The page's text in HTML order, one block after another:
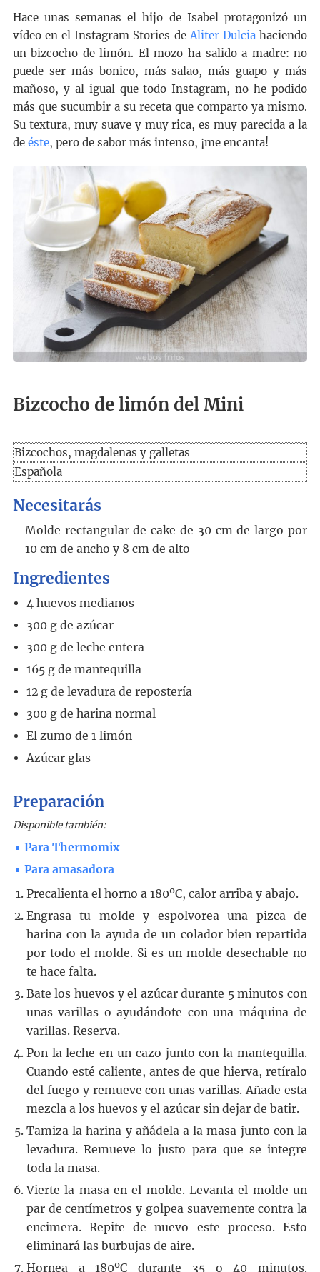
Hace unas semanas el hijo de Isabel protagonizó un
vídeo en el Instagram Stories deAliter Dulciahaciendo
un bizcocho de limón. El mozo ha salido a madre: no
puede ser más bonico, más salao, más guapo y más
mañoso, y al igual que todo Instagram, no he podido
más que sucumbir a su receta que comparto ya mismo.
Su textura, muy suave y muy rica, es muy parecida a la
de éste, pero de sabor más intenso, ¡me encanta!
Bizcocho de limón del Mini
Bizcochos, magdalenas y galletas
Española
Necesitarás
Molde rectangular de cake de 30 cm de largo por
10 cm de ancho y 8 cm de alto
Ingredientes
4 huevos medianos
300 g de azúcar
300 g de leche entera
165 g de mantequilla
12 g de levadura de repostería
300 g de harina normal
El zumo de 1 limón
Azúcar glas
Preparación
Disponible también:
Para Thermomix
Para amasadora
Precalienta el horno a 180ºC, calor arriba y abajo.
Engrasa tu molde y espolvorea una pizca de
harina con la ayuda de un colador bien repartida
por todo el molde. Si es un molde desechable no
te hace falta.
Bate los huevos y el azúcar durante 5 minutos con
unas varillas o ayudándote con una máquina de
varillas. Reserva.
Pon la leche en un cazo junto con la mantequilla.
Cuando esté caliente, antes de que hierva, retíralo
del fuego y remueve con unas varillas. Añade esta
mezcla a los huevos y el azúcar sin dejar de batir.
Tamiza la harina y añádela a la masa junto con la
levadura. Remueve lo justo para que se integre
toda la masa.
Vierte la masa en el molde. Levanta el molde un
par de centímetros y golpea suavemente contra la
encimera. Repite de nuevo este proceso. Esto
eliminará las burbujas de aire.
Hornea a 180ºC durante 35 o 40 minutos.